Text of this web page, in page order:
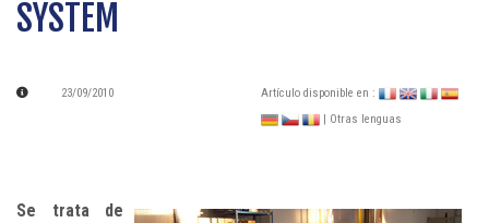
SYSTEM
23/09/2010
Artículo disponible en :
| Otras lenguas
Se trata de